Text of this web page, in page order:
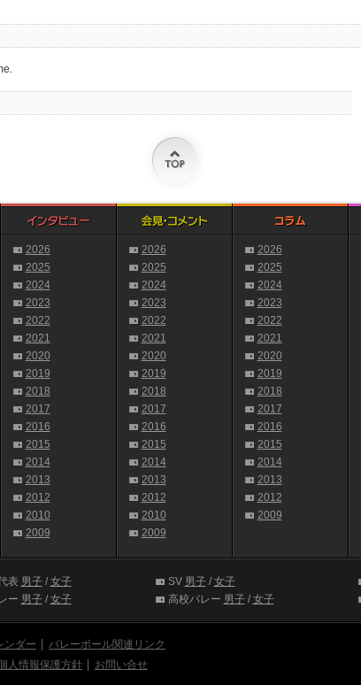
2026
2025
2024
2023
2022
2021
2020
2019
2018
2017
2016
2015
2014
2013
2012
2010
2009
2026
2025
2024
2023
2022
2021
2020
2019
2018
2017
2016
2015
2014
2013
2012
2010
2009
2026
2025
2024
2023
2022
2021
2020
2019
2018
2017
2016
2015
2014
2013
2012
2009
表 男子/ 女子 SV 男子/ 女子
ー 男子/ 女子 高校バレー 男子/ 女子
ンダー
バレーボール関連リンク
人情報保護方針 お問い合せ